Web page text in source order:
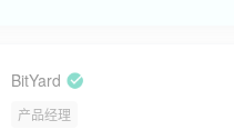
BitYard
产品经理